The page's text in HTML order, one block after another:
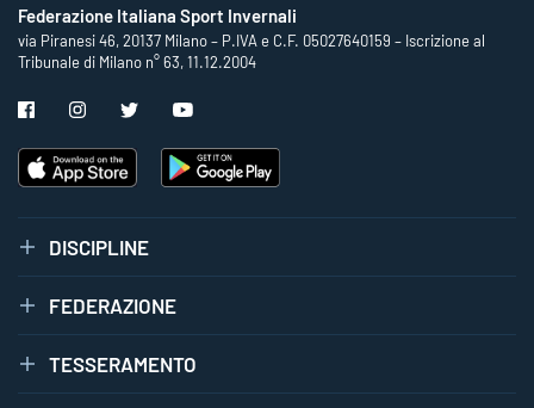
Federazione Italiana Sport Invernali
via Piranesi 46, 20137 Milano – P.IVA e C.F. 05027640159 – Iscrizione al
Tribunale di Milano n° 63, 11.12.2004
DISCIPLINE
FEDERAZIONE
TESSERAMENTO